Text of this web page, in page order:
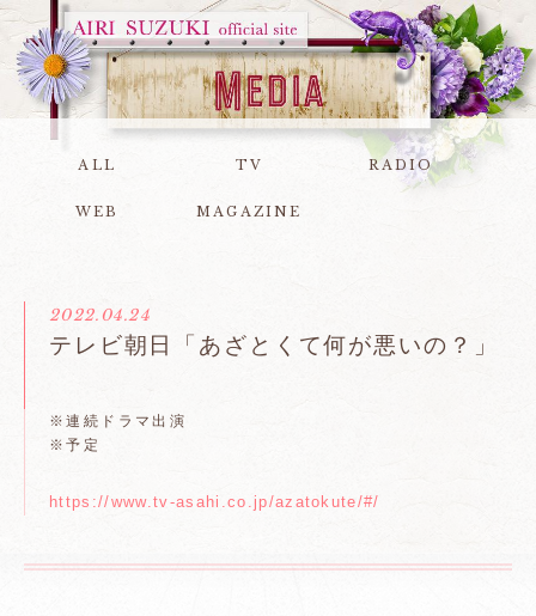
ALL TV RADIO
WEB MAGAZINE
2022.04.24
テレビ朝日「あざとくて何が悪いの？」
※連続ドラマ出演
※予定
https://www.tv-asahi.co.jp/azatokute/#/